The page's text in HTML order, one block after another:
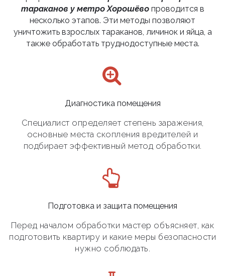
тараканов у метро Хорошёвопроводится в
несколько этапов. Эти методы позволяют
уничтожить взрослых тараканов, личинок и яйца, а
также обработать труднодоступные места.
Диагностика помещения
Специалист определяет степень заражения,
основные места скопления вредителей и
подбирает эффективный метод обработки.
Подготовка и защита помещения
Перед началом обработки мастер объясняет, как
подготовить квартиру и какие меры безопасности
нужно соблюдать.